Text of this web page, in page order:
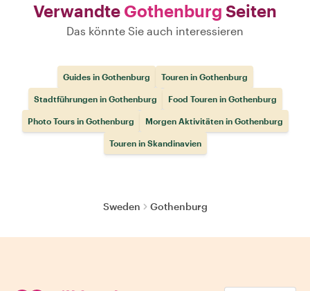
Verwandte Gothenburg Seiten
Das könnte Sie auch interessieren
Guides in Gothenburg Touren in Gothenburg
Stadtführungen in Gothenburg Food Touren in Gothenburg
Photo Tours in Gothenburg Morgen Aktivitäten in Gothenburg
Touren in Skandinavien
Sweden Gothenburg